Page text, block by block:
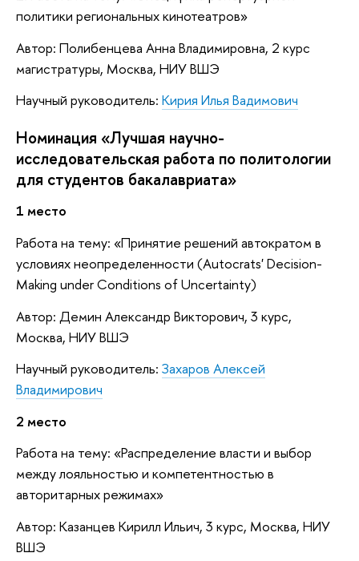
политики региональных кинотеатров»
Автор: Полибенцева Анна Владимировна, 2 курс
магистратуры, Москва, НИУ ВШЭ
Научный руководитель: Кирия Илья Вадимович
Номинация «Лучшая научно-
исследовательская работа по политологии
для студентов бакалавриата»
1 место
Работа на тему: «Принятие решений автократом в
условиях неопределенности (Autocrats' Decision-
Making under Conditions of Uncertainty)
Автор: Демин Александр Викторович, 3 курс,
Москва, НИУ ВШЭ
Научный руководитель: Захаров Алексей
Владимирович
2 место
Работа на тему: «Распределение власти и выбор
между лояльностью и компетентностью в
авторитарных режимах»
Автор: Казанцев Кирилл Ильич, 3 курс, Москва, НИУ
ВШЭ